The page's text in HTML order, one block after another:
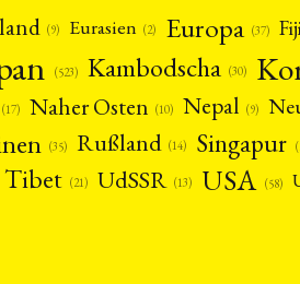
(9) Eurasien (2) Europa (37)
(523) Kambodscha (30)
(17) Naher Osten (10) Nepal (9)
(35) Rußland (14) Singapur
Tibet (21) UdSSR (13) USA (58)